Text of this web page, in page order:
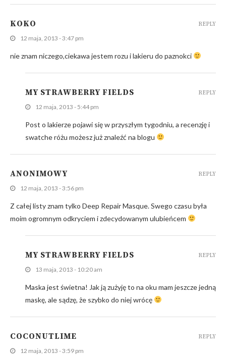
KOKO
12 maja, 2013 - 3:47 pm
nie znam niczego,ciekawa jestem rozu i lakieru do paznokci
REPLY
MY STRAWBERRY FIELDS
12 maja, 2013 - 5:44 pm
Post o lakierze pojawi się w przyszłym tygodniu, a recenzję i
swatche różu możesz już znaleźć na blogu
REPLY
ANONIMOWY
12 maja, 2013 - 3:56 pm
Z całej listy znam tylko Deep Repair Masque. Swego czasu była
moim ogromnym odkryciem i zdecydowanym ulubieńcem
REPLY
MY STRAWBERRY FIELDS
13 maja, 2013 - 10:20 am
Maska jest świetna! Jak ją zużyję to na oku mam jeszcze jedną
maskę, ale sądzę, że szybko do niej wrócę
REPLY
COCONUTLIME
12 maja, 2013 - 3:59 pm
REPLY